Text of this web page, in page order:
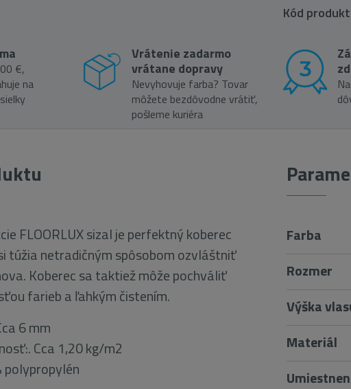
Kód
€,
na
Vrátenie zadarmo
vrátane dopravy
Nevyhovuje farba? Tovar
môžete bezdôvodne vrátiť,
pošleme kuriéra
FLOORLUX sizal je perfektný koberec
túžia netradičným spôsobom ozvláštniť
Koberec sa taktiež môže pochváliť
farieb a ľahkým čistením.
6 mm
Cca 1,20 kg/m2
polypropylén
Farba
Rozmer
Výška
Materiál